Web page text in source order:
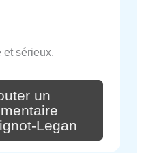
et sérieux.
un
Legan